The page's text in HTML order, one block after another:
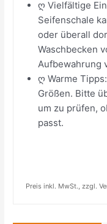
ღ Vielfältige
Seifenschale
oder überall
Waschbecken
Aufbewahrung
ღ Warme
Größen. Bitte
um zu prüfen,
passt.
Preis inkl. MwSt., zzgl.